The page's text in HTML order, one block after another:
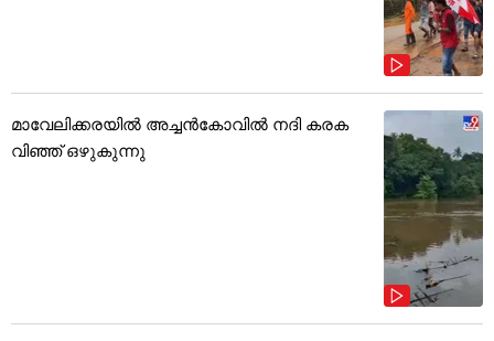
മാവേലിക്കരയിൽ അച്ചൻകോവിൽ നദി കരക
വിഞ്ഞ് ഒഴുകുന്നു